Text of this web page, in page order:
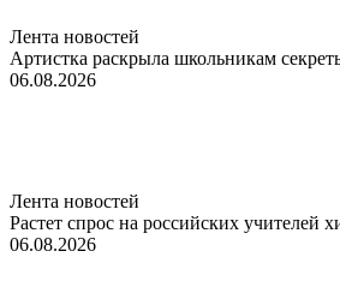
Лента новостей
Артистка раскрыла школьникам
06.08.2026
Лента новостей
Растет спрос на российских учителей
06.08.2026